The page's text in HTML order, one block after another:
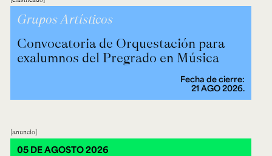
Grupos Artísticos
Convocatoria de Orquestación para
exalumnos del Pregrado en Música
Fecha de cierre:
21 AGO 2026.
anuncio
05 DE AGOSTO 2026